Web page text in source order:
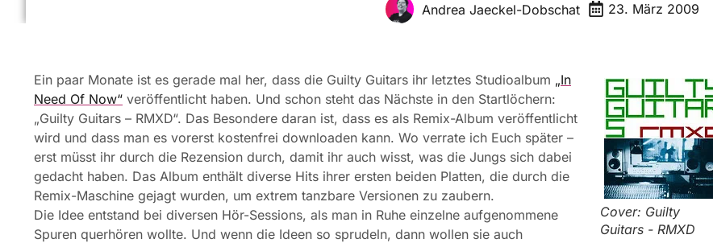
Andrea Jaeckel-Dobschat 23. März 2009
Cover: Guilty
Guitars - RMXD
Ein paar Monate ist es gerade mal her, dass die Guilty Guitars ihr letztes Studioalbum „In
Need Of Now“ veröffentlicht haben. Und schon steht das Nächste in den Startlöchern:
„Guilty Guitars – RMXD“. Das Besondere daran ist, dass es als Remix-Album veröffentlicht
wird und dass man es vorerst kostenfrei downloaden kann. Wo verrate ich Euch später –
erst müsst ihr durch die Rezension durch, damit ihr auch wisst, was die Jungs sich dabei
gedacht haben. Das Album enthält diverse Hits ihrer ersten beiden Platten, die durch die
Remix-Maschine gejagt wurden, um extrem tanzbare Versionen zu zaubern.
Die Idee entstand bei diversen Hör-Sessions, als man in Ruhe einzelne aufgenommene
Spuren querhören wollte. Und wenn die Ideen so sprudeln, dann wollen sie auch